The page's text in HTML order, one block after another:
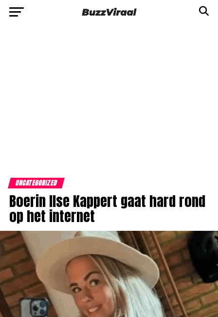
UNCATEGORIZED
Boerin Ilse Kappert gaat hard rond
op het internet